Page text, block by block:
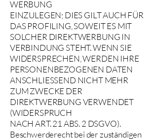
WERBUNG
EINZULEGEN; DIES GILT AUCH FÜR
DAS PROFILING, SOWEIT ES MIT
SOLCHER DIREKTWERBUNG IN
VERBINDUNG STEHT. WENN SIE
WIDERSPRECHEN, WERDEN IHRE
PERSONENBEZOGENEN DATEN
ANSCHLIESSEND NICHT MEHR
ZUM ZWECKE DER
DIREKTWERBUNG VERWENDET
(WIDERSPRUCH
NACH ART. 21 ABS. 2 DSGVO).
Beschwerderecht bei der zuständigen